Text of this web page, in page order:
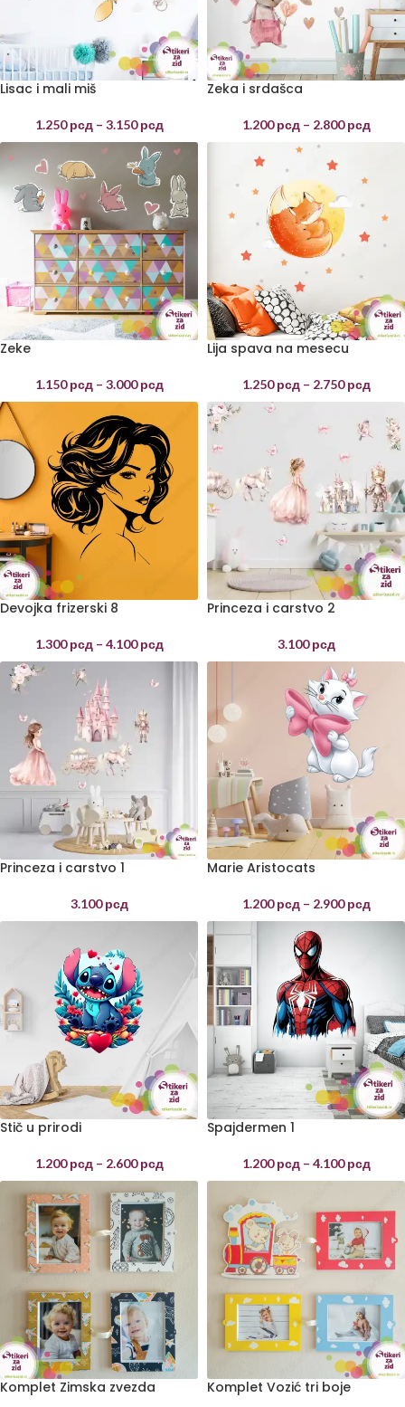
Lisac i mali miš
1.250рсд – 3.150рсд
Zeka i srdašca
1.200рсд – 2.800рсд
Zeke
1.150рсд – 3.000рсд
Lija spava na mesecu
1.250рсд – 2.750рсд
Devojka frizerski 8
1.300рсд – 4.100рсд
Princeza i carstvo 2
3.100рсд
Princeza i carstvo 1
3.100рсд
Marie Aristocats
1.200рсд – 2.900рсд
Stič u prirodi
1.200рсд – 2.600рсд
Spajdermen 1
1.200рсд – 4.100рсд
Komplet Zimska zvezda Komplet Vozić tri boje